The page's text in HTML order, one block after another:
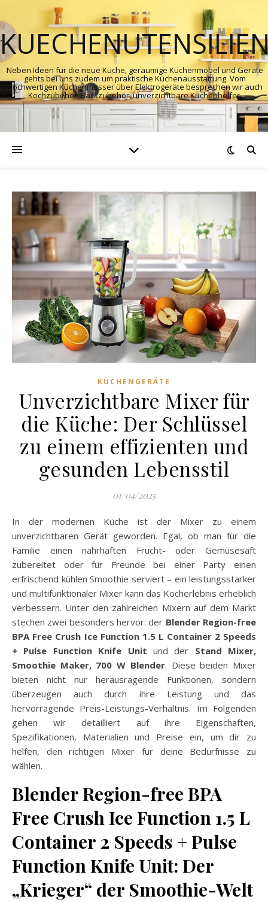
Neben Ideen für die neue Küche, geräumige Küchenmöbel und Geräte
gehts bei uns zudem um praktische Küchenausstattung. Vom
hochwertigen Küchenmesser über Elektrogeräte besprechen wir auch
Kochzubehör, Backzubehör, unverzichtbare Küchenhelfer.
KÜCHENGERÄTE
Unverzichtbare Mixer für
die Küche: Der Schlüssel
zu einem effizienten und
gesunden Lebensstil
01/04/2025
In der modernen Küche ist der Mixer zu einem
unverzichtbaren Gerät geworden. Egal, ob man für die
Familie einen nahrhaften Frucht- oder Gemüsesaft
zubereitet oder für Freunde bei einer Party einen
erfrischend kühlen Smoothie serviert – ein leistungsstarker
und multifunktionaler Mixer kann das Kocherlebnis erheblich
verbessern. Unter den zahlreichen Mixern auf dem Markt
stechen zwei besonders hervor: der Blender Region-free
BPA Free Crush Ice Function 1.5 L Container 2 Speeds
+ Pulse Function Knife Unit und der Stand Mixer,
Smoothie Maker, 700 W Blender. Diese beiden Mixer
bieten nicht nur herausragende Funktionen, sondern
überzeugen auch durch ihre Leistung und das
hervorragende Preis-Leistungs-Verhältnis. Im Folgenden
gehen wir detailliert auf ihre Eigenschaften,
Spezifikationen, Materialien und Preise ein, um dir zu
helfen, den richtigen Mixer für deine Bedürfnisse zu
wählen.
Blender Region-free BPA
Free Crush Ice Function 1.5 L
Container 2 Speeds + Pulse
Function Knife Unit: Der
„Krieger“ der Smoothie-Welt